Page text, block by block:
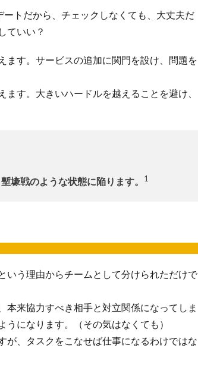
トだから、チェックしなくても、大丈夫だ
ていい？
ます。サービスの追加に関門を設け、問題を
す。大きいハードルを越えることを避け、
壕戦のような状態に陥ります。 1
いう理由からチームとして分けられただけで
本来協力すべき相手と対立関係になってしま
になります。（その気はなくても）
が、タスクをこなせば仕事になるわけではな